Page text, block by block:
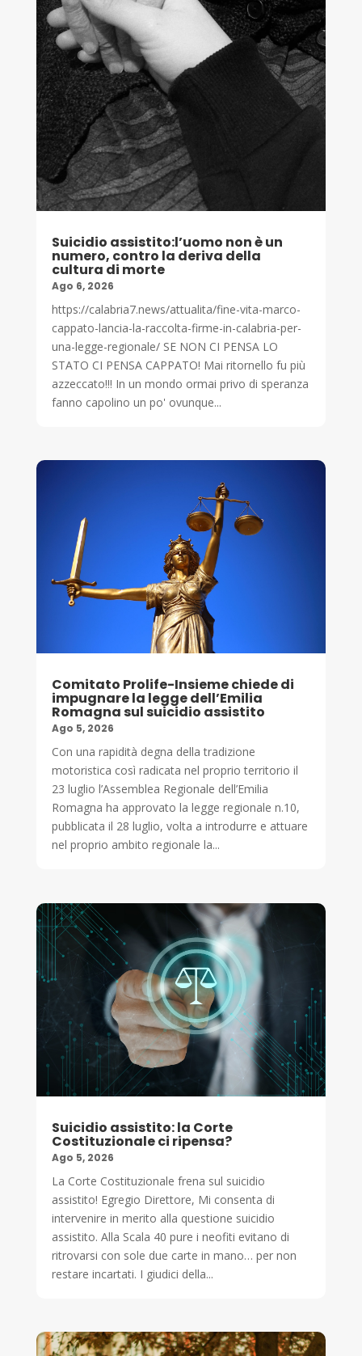
Suicidio assistito:l’uomo non è un
numero, contro la deriva della
cultura di morte
Ago 6, 2026
https://calabria7.news/attualita/fine-vita-marco-
cappato-lancia-la-raccolta-firme-in-calabria-per-
una-legge-regionale/ SE NON CI PENSA LO
STATO CI PENSA CAPPATO! Mai ritornello fu più
azzeccato!!! In un mondo ormai privo di speranza
fanno capolino un po' ovunque...
Comitato Prolife-Insieme chiede di
impugnare la legge dell’Emilia
Romagna sul suicidio assistito
Ago 5, 2026
Con una rapidità degna della tradizione
motoristica così radicata nel proprio territorio il
23 luglio l’Assemblea Regionale dell’Emilia
Romagna ha approvato la legge regionale n.10,
pubblicata il 28 luglio, volta a introdurre e attuare
nel proprio ambito regionale la...
Suicidio assistito: la Corte
Costituzionale ci ripensa?
Ago 5, 2026
La Corte Costituzionale frena sul suicidio
assistito! Egregio Direttore, Mi consenta di
intervenire in merito alla questione suicidio
assistito. Alla Scala 40 pure i neofiti evitano di
ritrovarsi con sole due carte in mano… per non
restare incartati. I giudici della...